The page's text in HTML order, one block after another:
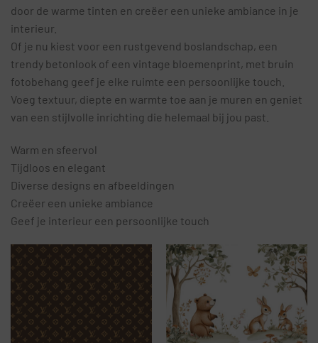
door de warme tinten en creëer een unieke ambiance in je
interieur.
Of je nu kiest voor een rustgevend boslandschap, een
trendy betonlook of een vintage bloemenprint, met bruin
fotobehang geef je elke ruimte een persoonlijke touch.
Voeg textuur, diepte en warmte toe aan je muren en geniet
van een stijlvolle inrichting die helemaal bij jou past.
Warm en sfeervol
Tijdloos en elegant
Diverse designs en afbeeldingen
Creëer een unieke ambiance
Geef je interieur een persoonlijke touch